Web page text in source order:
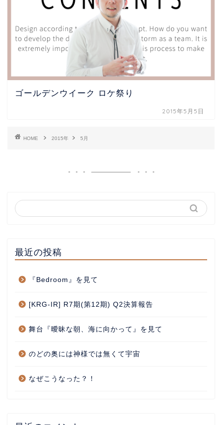
ゴールデンウイーク ロケ祭り
2015年5月5日
HOME 2015年 5月
最近の投稿
『Bedroom』を見て
[KRG-IR] R7期(第12期) Q2決算報告
舞台『曖昧な朝、海に向かって』を見て
のどの奥には神様では無くて宇宙
なぜこうなった？！